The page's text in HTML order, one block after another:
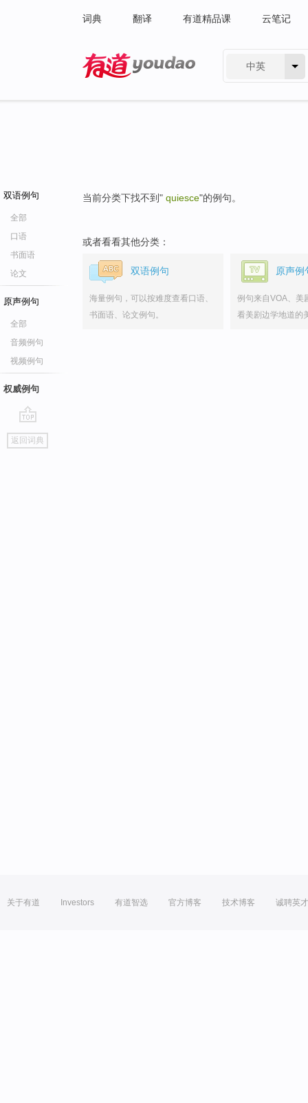
词典 翻译 有道精品课 云笔记
中英
双语例句
全部
口语
书面语
论文
原声例句
全部
音频例句
视频例句
权威例句
go
top
返回词典
当前分类下找不到" quiesce"的例句。
或者看看其他分类：
双语例句
海量例句，可以按难度查看口语、
书面语、论文例句。
原声例
例句来自VOA、美
看美剧边学地道的
关于有道 Investors 有道智选 官方博客 技术博客 诚聘英才